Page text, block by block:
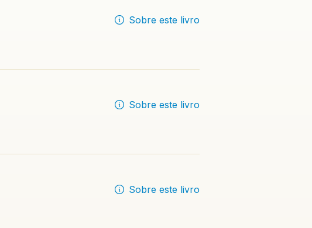
Sobre este livro
Sobre este livro
Sobre este livro